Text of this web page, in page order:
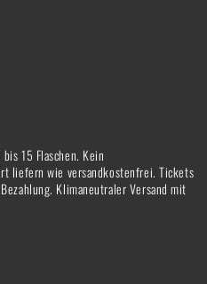
15 Flaschen. Kein
liefern wie versandkostenfrei. Tickets
Klimaneutraler Versand mit